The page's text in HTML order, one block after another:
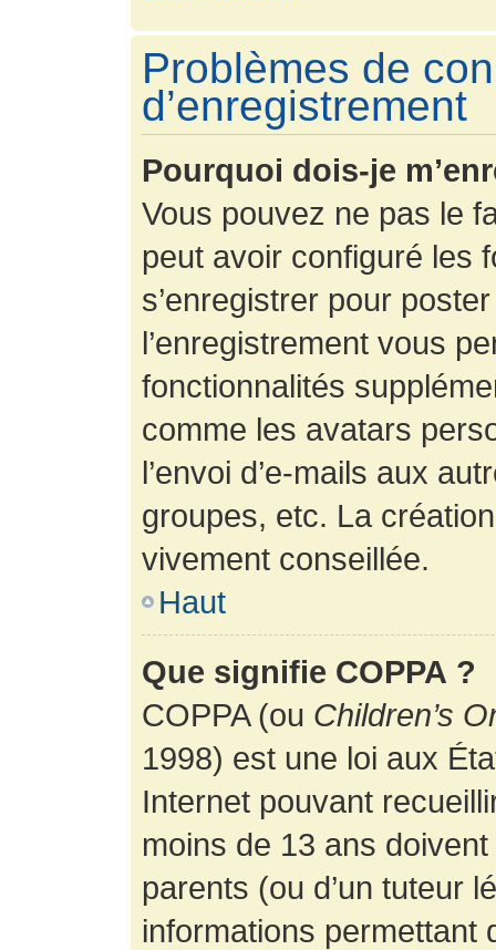
Problèmes de
d’enregistrement
Pourquoi dois-je
Vous pouvez ne pas le
peut avoir configuré les
s’enregistrer pour
l’enregistrement vous
fonctionnalités
comme les avatars
l’envoi d’e-mails aux
groupes, etc. La
vivement conseillée.
Haut
Que signifie COPPA ?
COPPA (ou Children’s
1998) est une loi aux
Internet pouvant
moins de 13 ans
parents (ou d’un tuteur
informations permettant